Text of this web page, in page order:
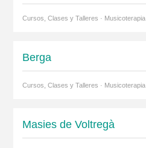
Cursos, Clases y Talleres · Musicoterapia
Berga
Cursos, Clases y Talleres · Musicoterapia
Masies de Voltregà